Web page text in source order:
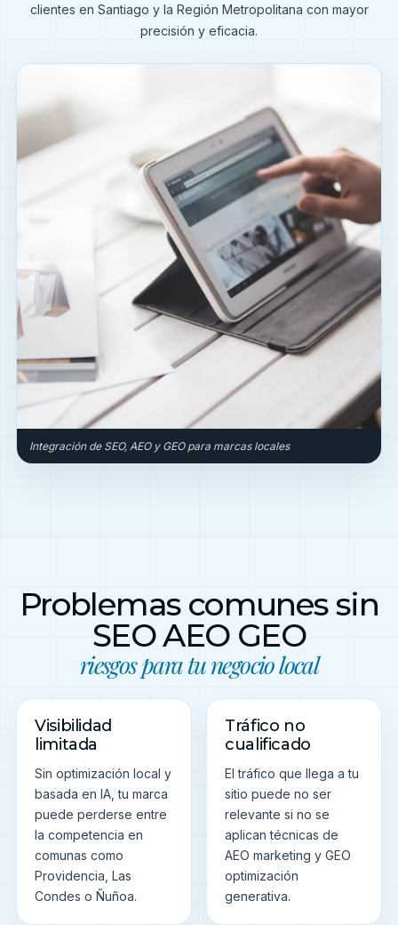
clientes en Santiago y la Región Metropolitana con mayor
precisión y eficacia.
Integración de SEO, AEO y GEO para marcas locales
Problemas comunes sin
SEO AEO GEO
riesgos para tu negocio local
Visibilidad
limitada
Sin optimización local y
basada en IA, tu marca
puede perderse entre
la competencia en
comunas como
Providencia, Las
Condes o Ñuñoa.
Tráfico no
cualificado
El tráfico que llega a tu
sitio puede no ser
relevante si no se
aplican técnicas de
AEO marketing y GEO
optimización
generativa.